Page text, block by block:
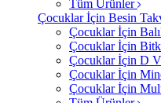
Tüm Ürünler
Çocuklar İçin Besin
Çocuklar İçin
Çocuklar İçin
Çocuklar İçin D
Çocuklar İçin
Çocuklar İçin